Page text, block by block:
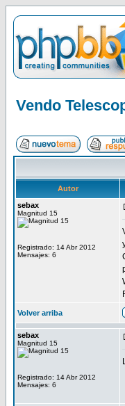
Vendo
Autor
sebax
Magnitud 15
Registrado: 14 Abr 2012
Mensajes: 6
Volver arriba
sebax
Magnitud 15
Registrado: 14 Abr 2012
Mensajes: 6